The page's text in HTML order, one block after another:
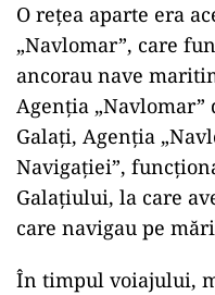
O rețea aparte era
„Navlomar”, care
ancorau nave
Agenția „Navlomar”
Galați, Agenţia
Navigaţiei”,
Galaţiului, la care
care navigau pe
În timpul voiajului,